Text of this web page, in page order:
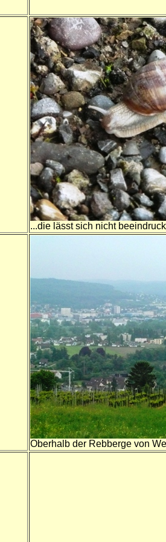
...die lässt sich nicht
Oberhalb der Rebberge von